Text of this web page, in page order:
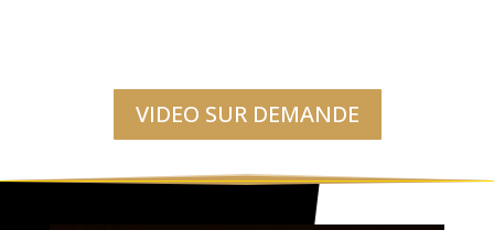
VIDEO SUR DEMANDE